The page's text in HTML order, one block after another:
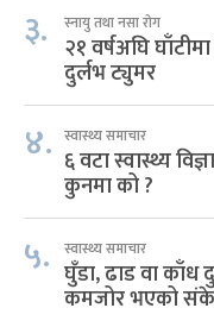
३. स्नायु तथा नसा रोग
२१ वर्षअघि
दुर्लभ ट्युमर
४. स्वास्थ्य समाचार
६ वटा स्वास्थ्य
कुनमा को ?
५. स्वास्थ्य समाचार
घुँडा, ढाड वा काँध
कमजोर भएको